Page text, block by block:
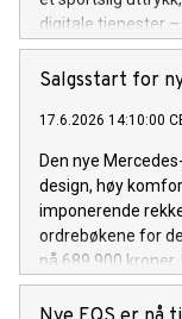
digitale tjenester
rekkevidde og
Salgsstart for
17.6.2026 14:10:00
Den nye
design, høy
imponerende
ordrebøkene for
på 689.900
veier til høsten.